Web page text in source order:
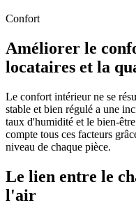
Confort
Améliorer le
locataires et la
Le confort intérieur ne se
stable et bien régulé a une
taux d'humidité et le bien-
compte tous ces facteurs
niveau de chaque pièce.
Le lien entre le
l'air